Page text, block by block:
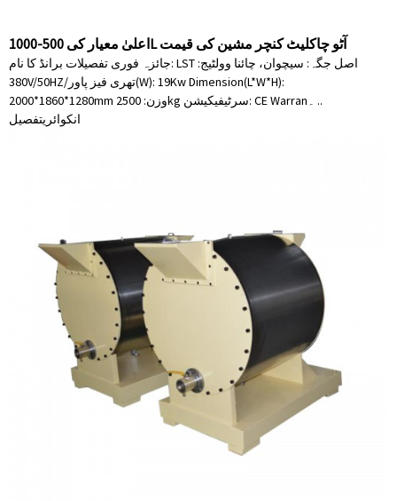
اعلیٰ معیار کی 500-1000L آٹو چاکلیٹ کنچر مشین کی قیمت
جائزہ فوری تفصیلات برانڈ کا نام: LST اصل جگہ: سیچوان، چائنا وولٹیج:
380V/50HZ/تھری فیز پاور(W): 19Kw Dimension(L*W*H):
2000*1860*1280mm وزن: 2500kg سرٹیفیکیشن: CE Warran۔ ..
انکوائریتفصیل